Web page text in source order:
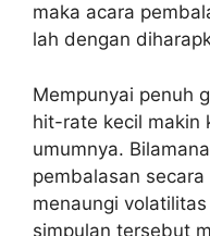
maka acara
lah dengan
Mempunyai penuh
hit-rate kecil makin
umumnya.
pembalasan
menaungi
simpulan tersebut